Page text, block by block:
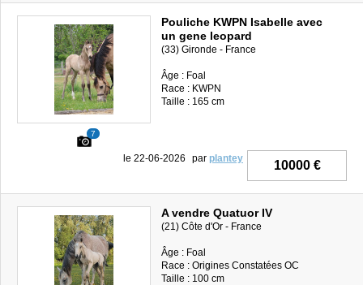
7
Pouliche KWPN Isabelle avec
un gene leopard
(33) Gironde - France
Âge : Foal
Race : KWPN
Taille : 165 cm
10000 €
le 22-06-2026 par plantey
A vendre Quatuor IV
(21) Côte d'Or - France
Âge : Foal
Race : Origines Constatées OC
Taille : 100 cm